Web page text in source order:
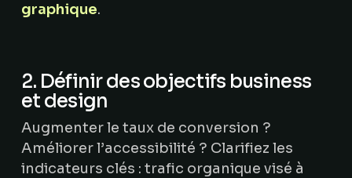
graphique.
2. Définir des objectifs business
et design
Augmenter le taux de conversion ?
Améliorer l’accessibilité ? Clarifiez les
indicateurs clés : trafic organique visé à